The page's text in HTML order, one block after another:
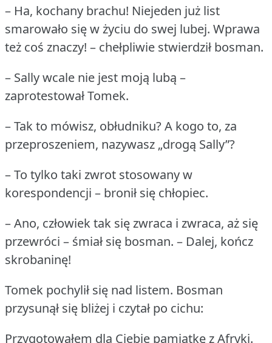
– Ha, kochany brachu! Niejeden już list
smarowało się w życiu do swej lubej. Wprawa
też coś znaczy! – chełpliwie stwierdził bosman.
– Sally wcale nie jest moją lubą –
zaprotestował Tomek.
– Tak to mówisz, obłudniku?A kogo to, za
przeproszeniem, nazywasz „drogą Sally”?
– To tylko taki zwrot stosowany w
korespondencji – bronił się chłopiec.
– Ano, człowiek tak się zwraca i zwraca, aż się
przewróci – śmiał się bosman. – Dalej, kończ
skrobaninę!
Tomek pochylił się nad listem. Bosman
przysunął się bliżej i czytał po cichu:
Przygotowałem dla Ciebie pamiątkę z Afryki.